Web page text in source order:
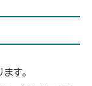
す。